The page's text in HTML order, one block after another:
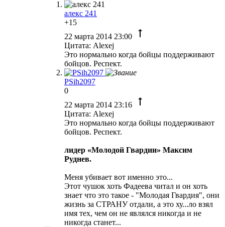
алекс 241
+15
22 марта 2014 23:00
Цитата: Alexej
Это нормально когда бойцы поддерживают
бойцов. Респект.
PSih2097
0
22 марта 2014 23:16
Цитата: Alexej
Это нормально когда бойцы поддерживают
бойцов. Респект.
лидер «Молодой Гвардии» Максим
Руднев.
Меня убивает вот именно это...
Этот чушок хоть Фадеева читал и он хоть
знает что это такое - "Молодая Гвардия", они
жизнь за СТРАНУ отдали, а это ху...ло взял
имя тех, чем он не являлся никогда и не
никогда станет...